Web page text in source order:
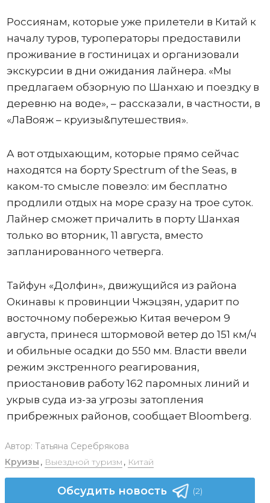
Россиянам, которые уже прилетели в Китай к
началу туров, туроператоры предоставили
проживание в гостиницах и организовали
экскурсии в дни ожидания лайнера. «Мы
предлагаем обзорную по Шанхаю и поездку в
деревню на воде», – рассказали, в частности, в
«ЛаВояж – круизы&путешествия».
А вот отдыхающим, которые прямо сейчас
находятся на борту Spectrum of the Seas, в
каком-то смысле повезло: им бесплатно
продлили отдых на море сразу на трое суток.
Лайнер сможет причалить в порту Шанхая
только во вторник, 11 августа, вместо
запланированного четверга.
Тайфун «Долфин», движущийся из района
Окинавы к провинции Чжэцзян, ударит по
восточному побережью Китая вечером 9
августа, принеся штормовой ветер до 151 км/ч
и обильные осадки до 550 мм. Власти ввели
режим экстренного реагирования,
приостановив работу 162 паромных линий и
укрыв суда из-за угрозы затопления
прибрежных районов, сообщает Bloomberg.
Автор: Татьяна Серебрякова
Круизы , Выездной туризм , Китай
Обсудить новость (2)